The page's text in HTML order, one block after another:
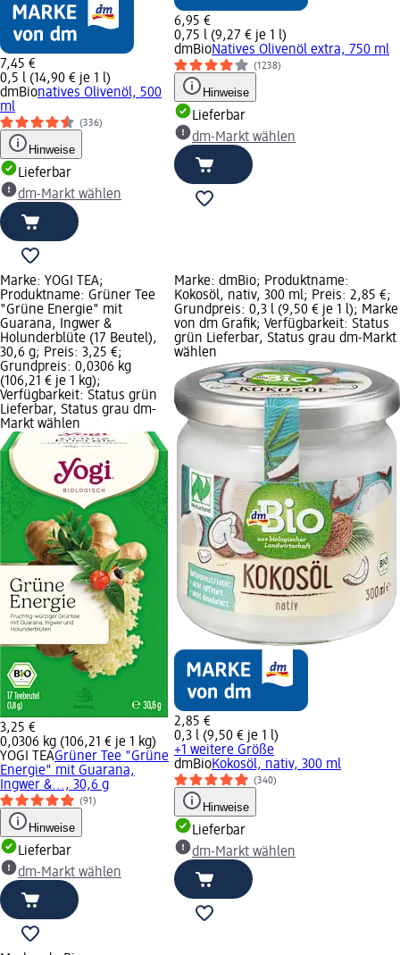
7,45 €
0,5 l (14,90 € je 1 l)
dmBionatives Olivenöl, 500
ml
(336)
Hinweise
Lieferbar
dm-Markt wählen
6,95 €
0,75 l (9,27 € je 1 l)
dmBioNatives Olivenöl extra, 750 ml
(1238)
Hinweise
Lieferbar
dm-Markt wählen
Marke: YOGI TEA;
Produktname: Grüner Tee
"Grüne Energie" mit
Guarana, Ingwer &
Holunderblüte (17 Beutel),
30,6 g; Preis: 3,25 €;
Grundpreis: 0,0306 kg
(106,21 € je 1 kg);
Verfügbarkeit: Status grün
Lieferbar, Status grau dm-
Markt wählen
3,25 €
0,0306 kg (106,21 € je 1 kg)
YOGI TEAGrüner Tee "Grüne
Energie" mit Guarana,
Ingwer &..., 30,6 g
(91)
Hinweise
Lieferbar
dm-Markt wählen
Marke: dmBio; Produktname:
Kokosöl, nativ, 300 ml; Preis: 2,85 €;
Grundpreis: 0,3 l (9,50 € je 1 l); Marke
von dm Grafik; Verfügbarkeit: Status
grün Lieferbar, Status grau dm-Markt
wählen
2,85 €
0,3 l (9,50 € je 1 l)
+1 weitere Größe
dmBioKokosöl, nativ, 300 ml
(340)
Hinweise
Lieferbar
dm-Markt wählen